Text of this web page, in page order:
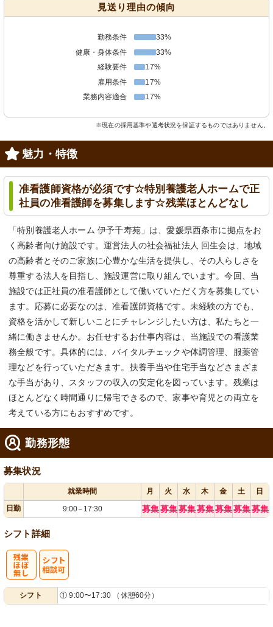
見送り理由の傾向
勤務条件
33%
健康・身体条件
33%
経験要件
17%
雇用条件
17%
業務内容適合
17%
※現在の採用基準や選考状況を保証するものではありません。
魅力・特徴
准看護師資格が必須です☆特別養護老人ホームで正
社員の准看護師を募集します☆残業ほとんどなし
「特別養護老人ホーム 伊予千寿苑」は、愛媛県西条市に拠点をお
く高齢者向け施設です。運営法人の社会福祉法人 回生会は、地域
の高齢者とそのご家族に心豊かな生活を提供し、その人らしさを
尊重する法人を目指し、施設運営に取り組んでいます。今回、当
施設では正社員の准看護師として働いていただく方を募集してい
ます。応募に必要なのは、准看護師資格です。未経験の方でも、
資格を活かして新しいことにチャレンジしたい方は、私たちと一
緒に働きませんか。お任せするお仕事内容は、当施設での看護業
務全般です。具体的には、バイタルチェックや体調管理、服薬管
理などを行っていただきます。扶養手当や住宅手当などさまざま
な手当があり、スタッフの収入の安定化を図っています。残業は
ほとんどなく時間通りに帰宅できるので、家事や育児との両立を
考えている方にもおすすめです。
勤務形態
募集状況
就業時間 月 火 水 木 金 土
日
日勤
9:00～ 17:30 募集募集募集募集募集募集募集
シフト詳細
シフト ① 9:00〜17:30 （休憩60分）